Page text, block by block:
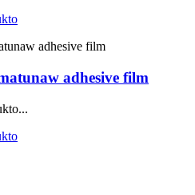
adhesive film